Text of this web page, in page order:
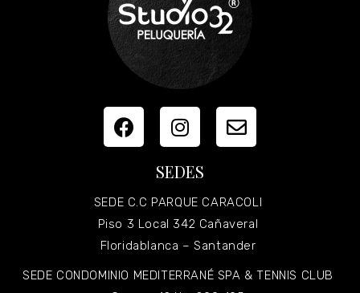
SEDES
SEDE C.C PARQUE CARACOLI
Piso 3 Local 342 Cañaveral
Floridablanca – Santander
SEDE CONDOMINIO MEDITERRANÉ SPA & TENNIS CLUB